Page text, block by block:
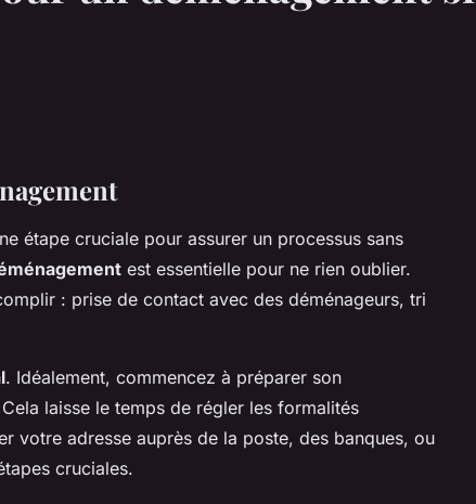
étape cruciale pour assurer un processus sans
est essentielle pour ne rien oublier.
: prise de contact avec des déménageurs, tri
. Idéalement, commencez à préparer son
laisse le temps de régler les formalités
votre adresse auprès de la poste, des banques, ou
cruciales.